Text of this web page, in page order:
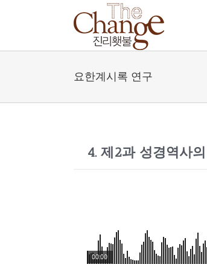
요한계시록 연구
4. 제2과 성경역사
00:00